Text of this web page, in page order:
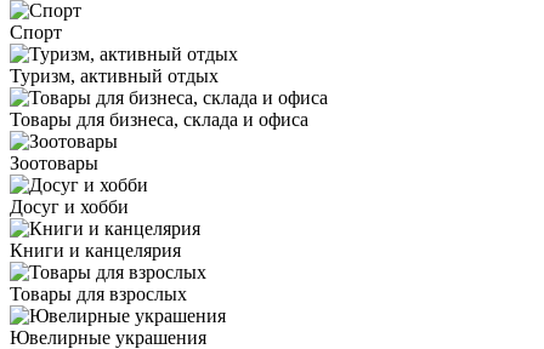
Спорт
Туризм, активный отдых
Товары для бизнеса, склада и офиса
Зоотовары
Досуг и хобби
Книги и канцелярия
Товары для взрослых
Ювелирные украшения